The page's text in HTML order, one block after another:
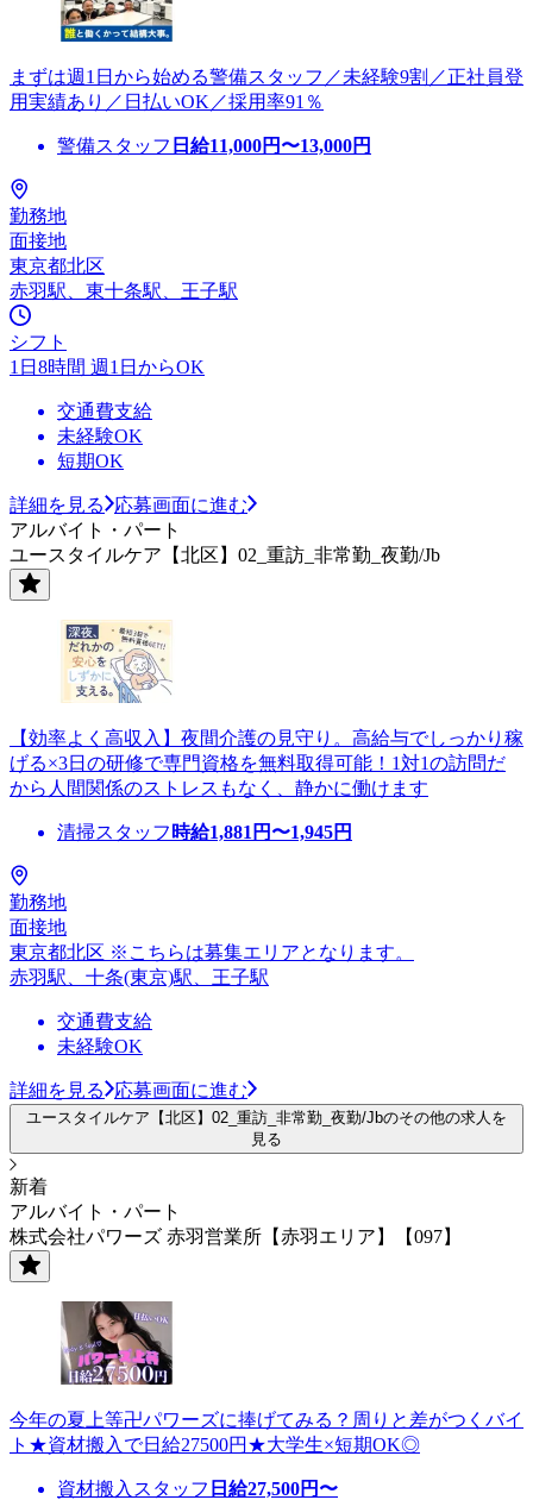
まずは週1日から始める警備スタッフ／未経験9割／正社員登
用実績あり／日払いOK／採用率91％
警備スタッフ 日給11,000円〜13,000円
勤務地
面接地
東京都北区
赤羽駅、東十条駅、王子駅
シフト
1日8時間 週1日からOK
交通費支給
未経験OK
短期OK
詳細を見る
応募画面に進む
アルバイト・パート
ユースタイルケア【北区】02_重訪_非常勤_夜勤/Jb
【効率よく高収入】夜間介護の見守り。高給与でしっかり稼
げる×3日の研修で専門資格を無料取得可能！1対1の訪問だ
から人間関係のストレスもなく、静かに働けます
清掃スタッフ 時給1,881 円〜1,945円
勤務地
面接地
東京都北区 ※こちらは募集エリアとなります。
赤羽駅、十条(東京)駅、王子駅
交通費支給
未経験OK
詳細を見る 応募画面に進む
ユースタイルケア【北区】02_重訪_非常勤_夜勤/Jbのその他の求人を
見る
新着
アルバイト・パート
株式会社パワーズ 赤羽営業所【赤羽エリア】【097】
今年の夏上等卍パワーズに捧げてみる？周りと差がつくバイ
ト★資材搬入で日給27500円★大学生×短期OK◎
資材搬入スタッフ 日給27,500円〜